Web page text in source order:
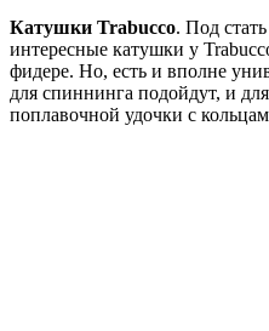
Катушки Trabucco. Под
интересные катушки у
фидере. Но, есть и вполне
для спиннинга подойдут, и
поплавочной удочки с